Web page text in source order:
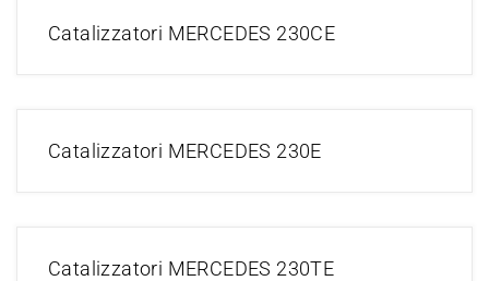
Catalizzatori MERCEDES 230CE
Catalizzatori MERCEDES 230E
Catalizzatori MERCEDES 230TE